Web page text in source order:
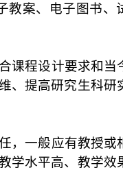
教案、电子图书、
课程设计要求和当
、提高研究生科研
，一般应有教授或
学水平高、教学效